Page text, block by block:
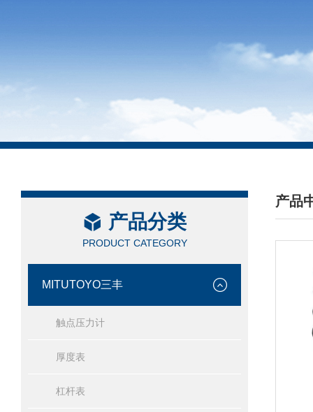
产品分类
PRODUCT CATEGORY
MITUTOYO三丰
触点压力计
厚度表
杠杆表
产品
/